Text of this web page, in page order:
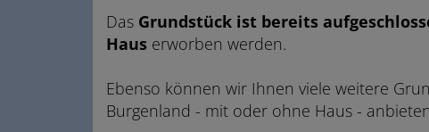
Das Grundstück ist bereits
Haus erworben werden.
Ebenso können wir Ihnen viele weitere
Burgenland - mit oder ohne Haus -